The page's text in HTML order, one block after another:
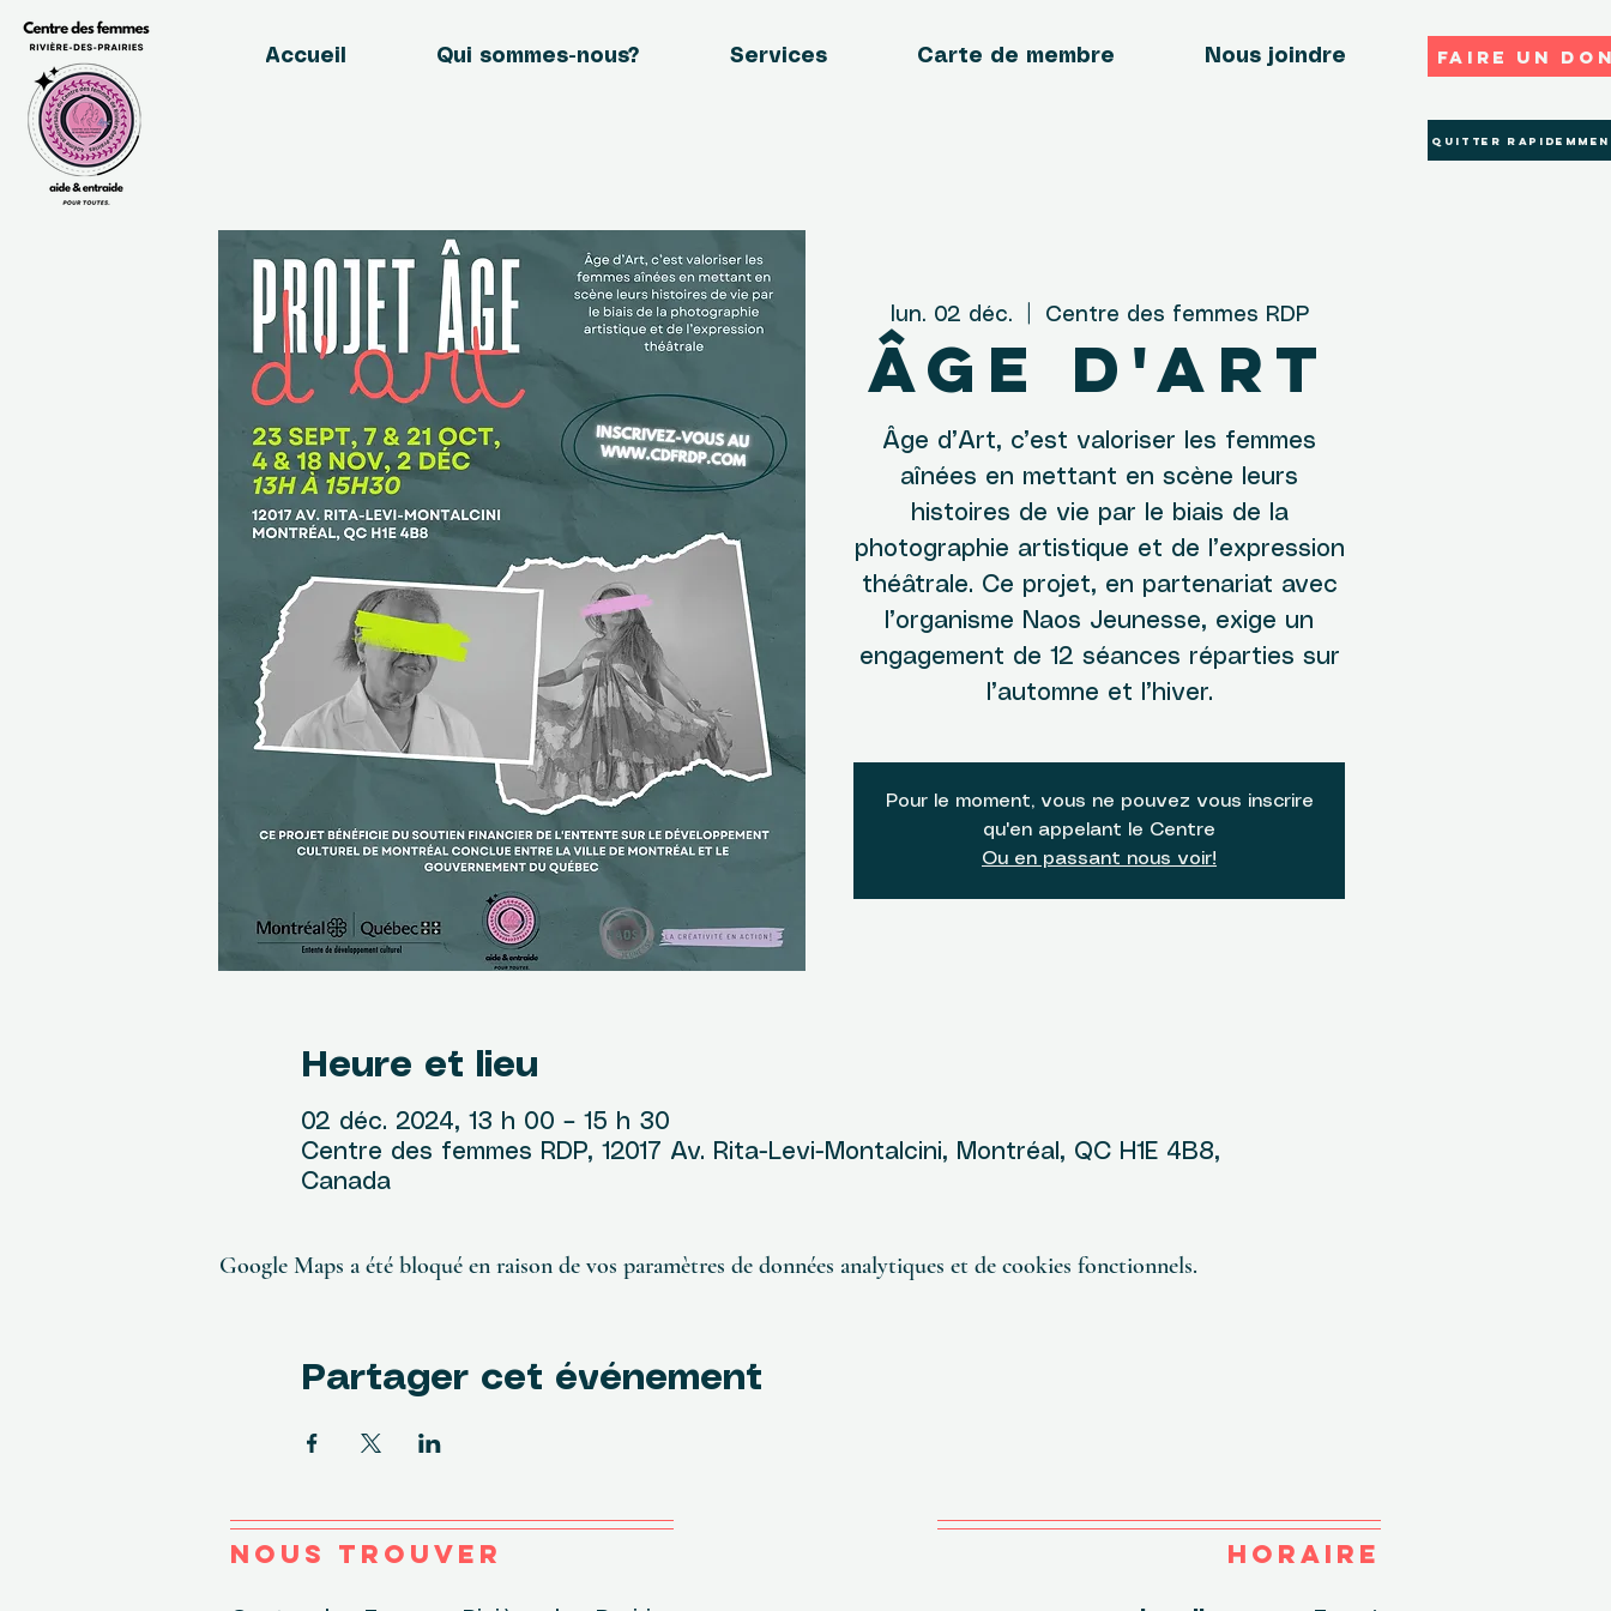
Accueil Qui sommes-nous? Services Carte de membre Nous joindre Faire un
Quitter
lun. 02 déc. Centre des femmes RDP
Âge d'Art
Âge d’Art, c’est valoriser les femmes
aînées en mettant en scène leurs
histoires de vie par le biais de la
photographie artistique et de l’expression
théâtrale. Ce projet, en partenariat avec
l’organisme Naos Jeunesse, exige un
engagement de 12 séances réparties sur
l’automne et l’hiver.
Pour le moment, vous ne pouvez vous inscrire
qu'en appelant le Centre
Ou en passant nous voir!
Heure et lieu
02 déc. 2024, 13 h 00 – 15 h 30
Centre des femmes RDP, 12017 Av. Rita-Levi-Montalcini, Montréal, QC H1E 4B8,
Canada
Google Maps a été bloqué en raison de vos paramètres de données analytiques et de cookies fonctionnels.
Partager cet événement
NOUS TROUVER HORAIRE